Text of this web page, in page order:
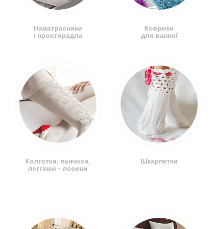
Наматрасники
і простирадла
Колготки, панчохи,
леггінси - лосини
Коврики
для ванної
Шкарпетки